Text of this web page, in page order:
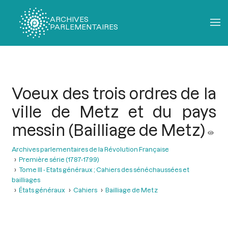
ARCHIVES
PARLEMENTAIRES
Voeux des trois ordres de la
ville de Metz et du pays
messin (Bailliage de Metz)
Archives parlementaires de la Révolution Française
Première série (1787-1799)
Tome III - Etats généraux ; Cahiers des sénéchaussées et
bailliages
États généraux
Cahiers Bailliage de Metz